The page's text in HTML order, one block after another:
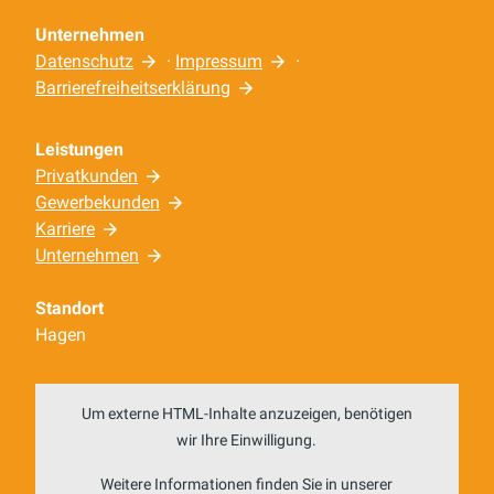
Unternehmen
Datenschutz
· Impressum
·
Barrierefreiheitserklärung
Leistungen
Privatkunden
Gewerbekunden
Karriere
Unternehmen
Standort
Hagen
Um externe HTML-Inhalte anzuzeigen, benötigen
wir Ihre Einwilligung.
Weitere Informationen finden Sie in unserer